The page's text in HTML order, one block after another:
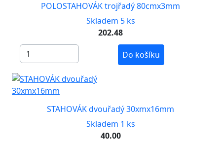
POLOSTAHOVÁK trojřadý 80cmx3mm
Skladem 5 ks
202.48
Do košíku
STAHOVÁK dvouřadý 30xmx16mm
Skladem 1 ks
40.00